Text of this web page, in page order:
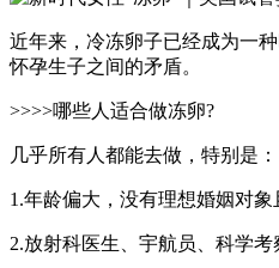
近年来，冷冻卵子已经成为一
怀孕生子之间的矛盾。
>>>>哪些人适合做冻卵?
几乎所有人都能去做，特别是：
1.年龄偏大，没有理想婚姻对
2.放射科医生、宇航员、科学